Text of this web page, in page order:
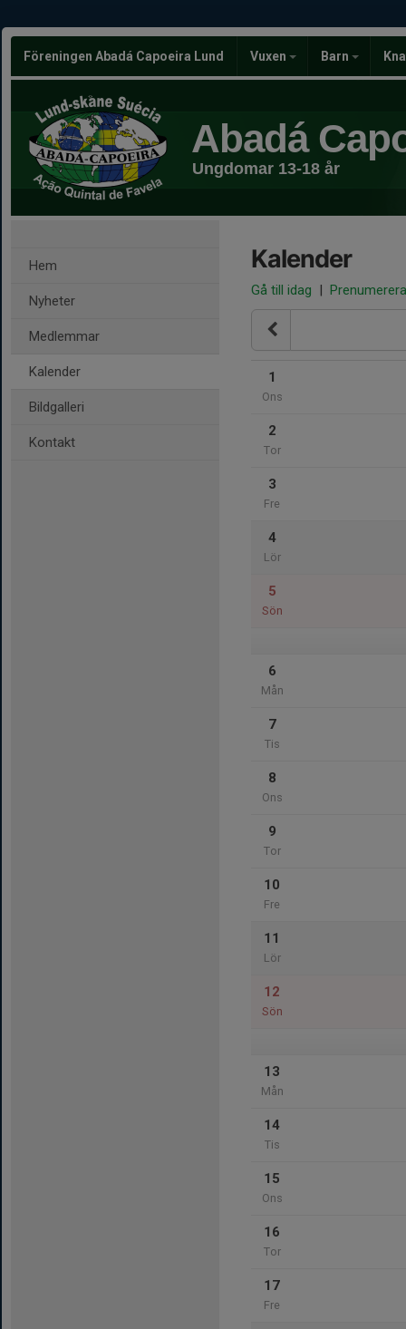
Föreningen Abadá Capoeira Lund Vuxen Barn
Abadá
Ungdomar 13-18 år
Hem
Nyheter
Medlemmar
Kalender
Bildgalleri
Kontakt
Kalender
Gå till idag | Prenumerera
1
Ons
2
Tor
3
Fre
4
Lör
5
Sön
6
Mån
7
Tis
8
Ons
9
Tor
10
Fre
11
Lör
12
Sön
13
Mån
14
Tis
15
Ons
16
Tor
17
Fre